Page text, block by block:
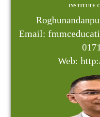
INSTITUTE
Email:
Web: